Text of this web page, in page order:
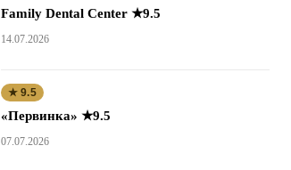
Family Dental Center ★9.5
14.07.2026
★ 9.5
«Первинка» ★9.5
07.07.2026